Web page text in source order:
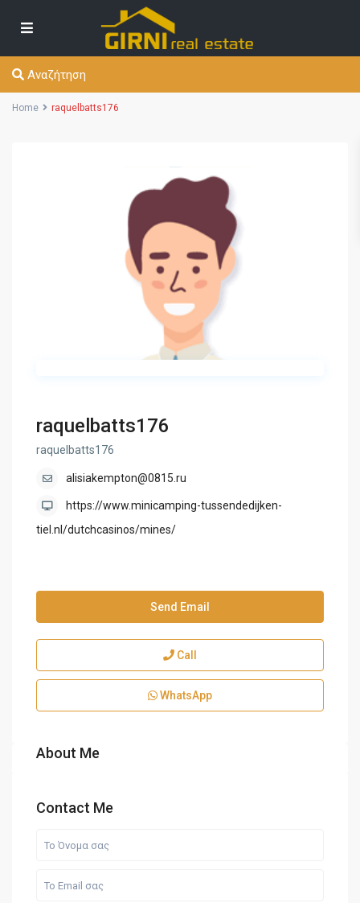
Αναζήτηση
Home raquelbatts176
raquelbatts176
raquelbatts176
alisiakempton@0815.ru
https://www.minicamping-tussendedijken-
tiel.nl/dutchcasinos/mines/
Send Email
Call
WhatsApp
About Me
Contact Me